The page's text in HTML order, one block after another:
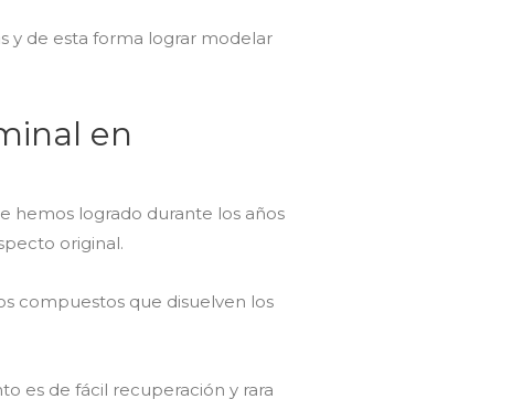
y de esta forma lograr modelar
en
hemos logrado durante los años
original.
compuestos que disuelven los
es de fácil recuperación y rara